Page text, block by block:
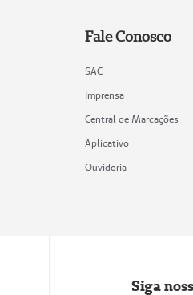
Fale Conosco
SAC
Imprensa
Central de Marcações
Aplicativo
Ouvidoria
Siga